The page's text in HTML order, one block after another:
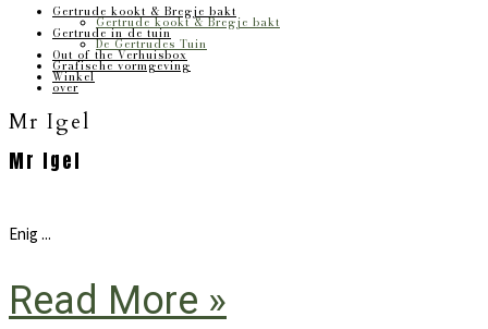
Gertrude kookt & Bregje bakt
Gertrude kookt & Bregje bakt
Gertrude in de tuin
De Gertrudes Tuin
Out of the Verhuisbox
Grafische vormgeving
Winkel
over
Mr Igel
Mr Igel
Enig ...
Read More »